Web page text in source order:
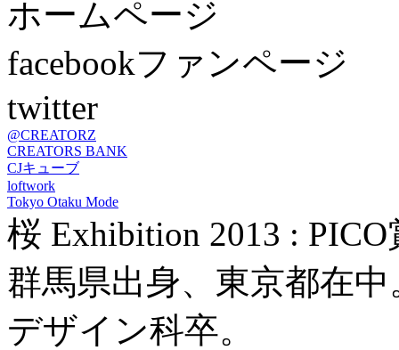
ホームページ
facebookファンページ
twitter
@CREATORZ
CREATORS BANK
CJキューブ
loftwork
Tokyo Otaku Mode
桜 Exhibition 2013 :
群馬県出身、東京都在
デザイン科卒。